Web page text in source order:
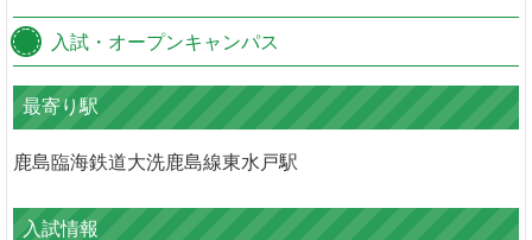
入試・オープンキャンパス
最寄り駅
鹿島臨海鉄道大洗鹿島線東水戸駅
入試情報